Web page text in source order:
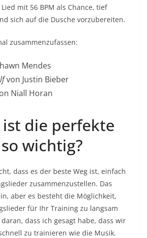
mit 56 BPM als Chance, tief
sich auf die Dusche vorzubereiten.
zusammenzufassen:
Mendes
von Justin Bieber
Niall Horan
die perfekte
wichtig?
dass es der beste Weg ist, einfach
zusammenzustellen. Das
aber es besteht die Möglichkeit,
für Ihr Training zu langsam
dass ich gesagt habe, dass wir
zu trainieren wie die Musik.